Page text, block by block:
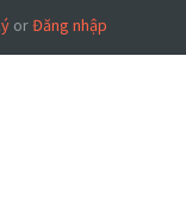
orĐăng nhập